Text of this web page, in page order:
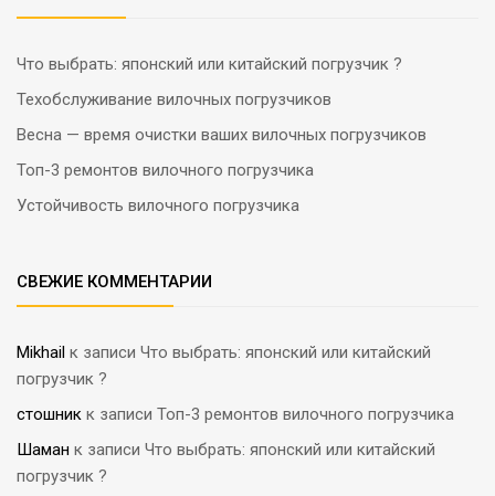
Что выбрать: японский или китайский погрузчик ?
Техобслуживание вилочных погрузчиков
Весна — время очистки ваших вилочных погрузчиков
Топ-3 ремонтов вилочного погрузчика
Устойчивость вилочного погрузчика
СВЕЖИЕ КОММЕНТАРИИ
Mikhail к записи Что выбрать: японский или китайский
погрузчик ?
стошник к записи Топ-3 ремонтов вилочного погрузчика
Шаман к записи Что выбрать: японский или китайский
погрузчик ?